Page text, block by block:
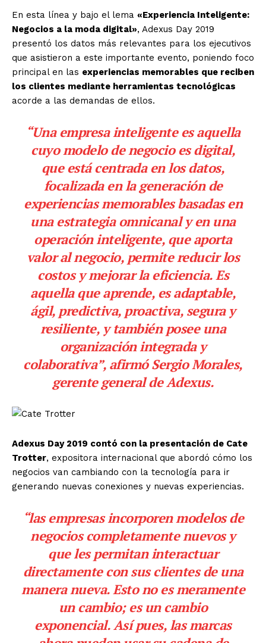
En esta línea y bajo el lema «Experiencia Inteligente:
Negocios a la moda digital», Adexus Day 2019
presentó los datos más relevantes para los ejecutivos
que asistieron a este importante evento, poniendo foco
principal en las experiencias memorables que reciben
los clientes mediante herramientas tecnológicas
acorde a las demandas de ellos.
“Una empresa inteligente es aquella
cuyo modelo de negocio es digital,
que está centrada en los datos,
focalizada en la generación de
experiencias memorables basadas en
una estrategia omnicanal y en una
operación inteligente, que aporta
valor al negocio, permite reducir los
costos y mejorar la eficiencia. Es
aquella que aprende, es adaptable,
ágil, predictiva, proactiva, segura y
resiliente, y también posee una
organización integrada y
colaborativa”,afirmó Sergio Morales,
gerente general de Adexus.
Adexus Day 2019 contó con la presentación de Cate
Trotter, expositora internacional que abordó cómo los
negocios van cambiando con la tecnología para ir
generando nuevas conexiones y nuevas experiencias.
“las empresas incorporen modelos de
negocios completamente nuevos y
que les permitan interactuar
directamente con sus clientes de una
manera nueva. Esto no es meramente
un cambio; es un cambio
exponencial. Así pues, las marcas